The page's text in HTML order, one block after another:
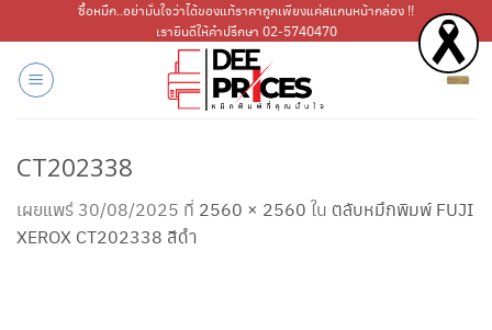
ไป
เนื้อหา
ซื้อหมึก..อย่ามั่นใจว่าได้ของแท้ราคาถูกเพียงแค่สแกนหน้ากล่อง !!
เรายินดีให้คำปรึกษา 02-5740470
CT202338
เผยแพร่ 30/08/2025 ที่ 2560 × 2560 ใน ตลับหมึกพิมพ์ FUJI
XEROX CT202338 สีดำ